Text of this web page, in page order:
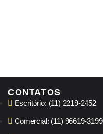
CONTATOS
Escritório: (11) 2219-2452
Comercial: (11) 96619-3199